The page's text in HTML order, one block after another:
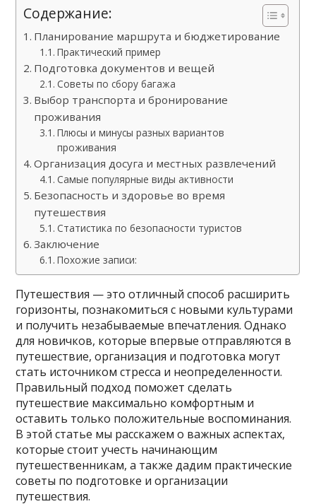
Содержание:
Планирование маршрута и бюджетирование
Практический пример
Подготовка документов и вещей
Советы по сбору багажа
Выбор транспорта и бронирование
проживания
Плюсы и минусы разных вариантов
проживания
Организация досуга и местных развлечений
Самые популярные виды активности
Безопасность и здоровье во время
путешествия
Статистика по безопасности туристов
Заключение
Похожие записи:
Путешествия — это отличный способ расширить
горизонты, познакомиться с новыми культурами
и получить незабываемые впечатления. Однако
для новичков, которые впервые отправляются в
путешествие, организация и подготовка могут
стать источником стресса и неопределенности.
Правильный подход поможет сделать
путешествие максимально комфортным и
оставить только положительные воспоминания.
В этой статье мы расскажем о важных аспектах,
которые стоит учесть начинающим
путешественникам, а также дадим практические
советы по подготовке и организации
путешествия.